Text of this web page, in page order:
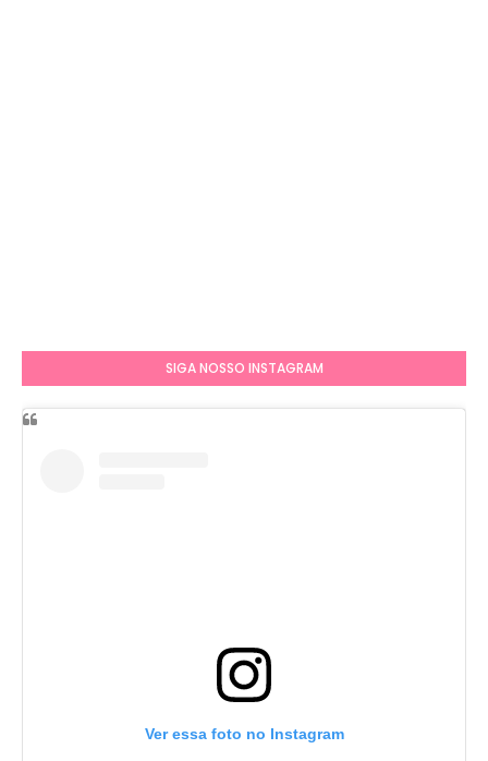
SIGA NOSSO INSTAGRAM
Ver essa foto no Instagram